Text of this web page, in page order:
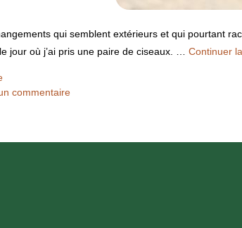
qui semblent extérieurs et qui pourtant
jour où j’ai pris une paire de ciseaux. … Continuer
commentaire